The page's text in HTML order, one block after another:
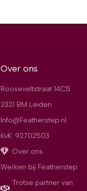
Over ons
Rooseveltstraat 14C5
2321 BM Leiden
Info@Featherstep.nl
KvK: 92702503
Over ons
Werken bij Featherstep
Trotse partner van